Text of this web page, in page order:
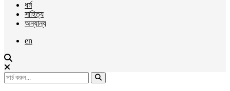
ধর্ম
সাহিত্য
অন্যান্য
en